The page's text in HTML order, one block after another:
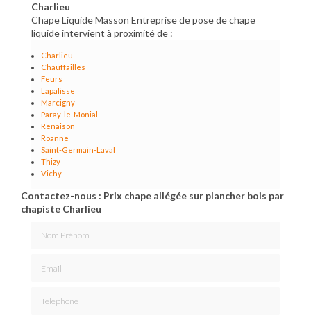
Charlieu
Chape Liquide Masson Entreprise de pose de chape
liquide intervient à proximité de :
Charlieu
Chauffailles
Feurs
Lapalisse
Marcigny
Paray-le-Monial
Renaison
Roanne
Saint-Germain-Laval
Thizy
Vichy
Contactez-nous : Prix chape allégée sur plancher bois par
chapiste Charlieu